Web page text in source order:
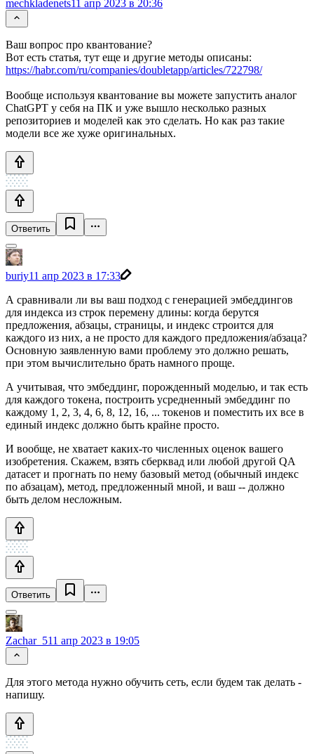
mechkladenets11 апр 2023 в 20:36
Ваш вопрос про квантование?
Вот есть статья, тут еще и другие методы описаны:
https://habr.com/ru/companies/doubletapp/articles/722798/
Вообще используя квантование вы можете запустить аналог
ChatGPT у себя на ПК и уже вышло несколько разных
репозиториев и моделей как это сделать. Но как раз такие
модели все же хуже оригинальных.
Ответить
buriy11 апр 2023 в 17:33
А сравнивали ли вы ваш подход с генерацией эмбеддингов
для индекса из строк перемену длины: когда берутся
предложения, абзацы, страницы, и индекс строится для
каждого из них, а не просто для каждого предложения/абзаца?
Основную заявленную вами проблему это должно решать,
при этом вычислительно брать намного проще.
А учитывая, что эмбеддинг, порожденный моделью, и так есть
для каждого токена, построить усредненный эмбеддинг по
каждому 1, 2, 3, 4, 6, 8, 12, 16, ... токенов и поместить их все в
единый индекс должно быть крайне просто.
И вообще, не хватает каких-то численных оценок вашего
изобретения. Скажем, взять сберквад или любой другой QA
датасет и прогнать по нему базовый метод (обычный индекс
по абзацам), метод, предложенный мной, и ваш -- должно
быть делом несложным.
Ответить
Zachar_511 апр 2023 в 19:05
Для этого метода нужно обучить сеть, если будем так делать -
напишу.